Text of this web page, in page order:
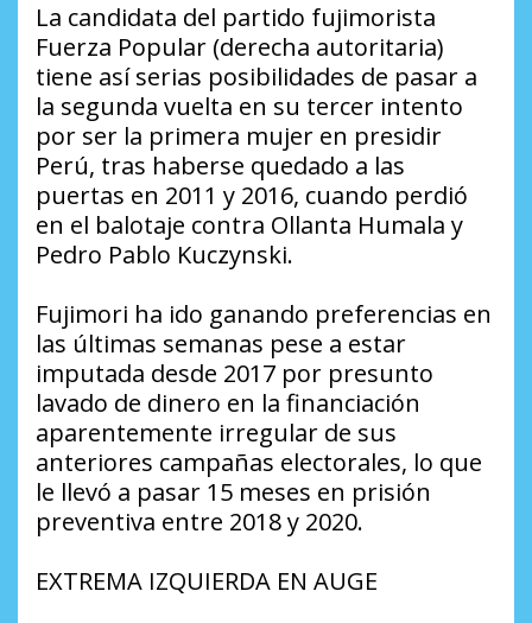
La candidata del partido fujimorista
Fuerza Popular (derecha autoritaria)
tiene así serias posibilidades de pasar a
la segunda vuelta en su tercer intento
por ser la primera mujer en presidir
Perú, tras haberse quedado a las
puertas en 2011 y 2016, cuando perdió
en el balotaje contra Ollanta Humala y
Pedro Pablo Kuczynski.
Fujimori ha ido ganando preferencias en
las últimas semanas pese a estar
imputada desde 2017 por presunto
lavado de dinero en la financiación
aparentemente irregular de sus
anteriores campañas electorales, lo que
le llevó a pasar 15 meses en prisión
preventiva entre 2018 y 2020.
EXTREMA IZQUIERDA EN AUGE